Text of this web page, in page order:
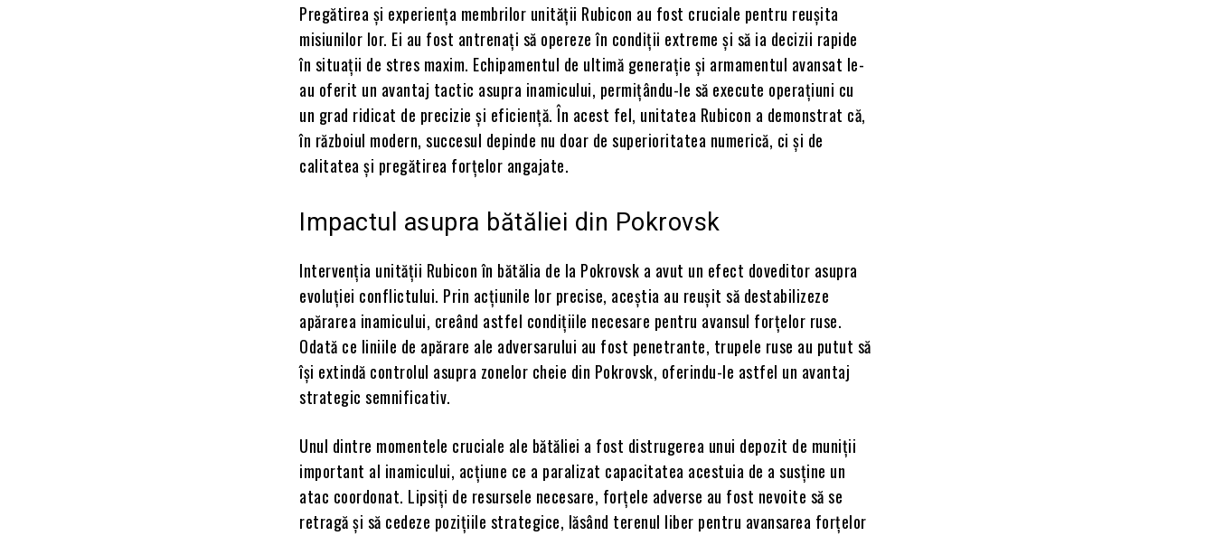
Pregătirea și experiența membrilor unității Rubicon au fost cruciale pentru reușita
misiunilor lor. Ei au fost antrenați să opereze în condiții extreme și să ia decizii rapide
în situații de stres maxim. Echipamentul de ultimă generație și armamentul avansat le-
au oferit un avantaj tactic asupra inamicului, permițându-le să execute operațiuni cu
un grad ridicat de precizie și eficiență. În acest fel, unitatea Rubicon a demonstrat că,
în războiul modern, succesul depinde nu doar de superioritatea numerică, ci și de
calitatea și pregătirea forțelor angajate.
Impactul asupra bătăliei din Pokrovsk
Intervenția unității Rubicon în bătălia de la Pokrovsk a avut un efect doveditor asupra
evoluției conflictului. Prin acțiunile lor precise, aceștia au reușit să destabilizeze
apărarea inamicului, creând astfel condițiile necesare pentru avansul forțelor ruse.
Odată ce liniile de apărare ale adversarului au fost penetrante, trupele ruse au putut să
își extindă controlul asupra zonelor cheie din Pokrovsk, oferindu-le astfel un avantaj
strategic semnificativ.
Unul dintre momentele cruciale ale bătăliei a fost distrugerea unui depozit de muniții
important al inamicului, acțiune ce a paralizat capacitatea acestuia de a susține un
atac coordonat. Lipsiți de resursele necesare, forțele adverse au fost nevoite să se
retragă și să cedeze pozițiile strategice, lăsând terenul liber pentru avansarea forțelor